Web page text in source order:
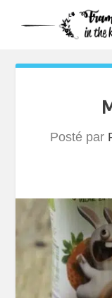
Posté par